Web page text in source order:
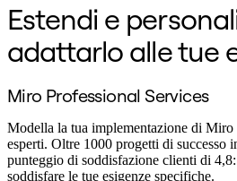
Estendi e
adattarlo alle tue
Miro Professional Services
Modella la tua implementazione di
esperti. Oltre 1000 progetti di successo
punteggio di soddisfazione clienti di
soddisfare le tue esigenze specifiche.